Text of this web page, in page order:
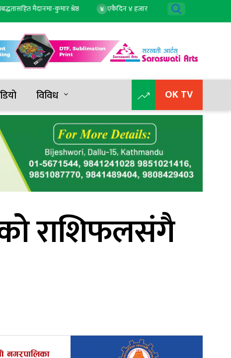
मैदानमा-कुमार श्रेष्ठ एकैदिन ४ हजार २ सयले बढ्यो सुन, तोलाको दुई लाख
विविध OK TV
राशिफलसंगै